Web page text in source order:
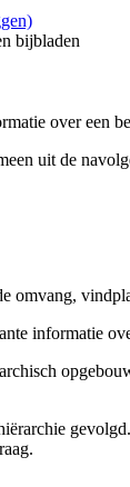
bijbladen
over een
uit de
omvang,
informatie